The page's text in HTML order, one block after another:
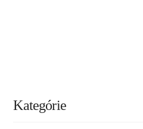
Kategórie